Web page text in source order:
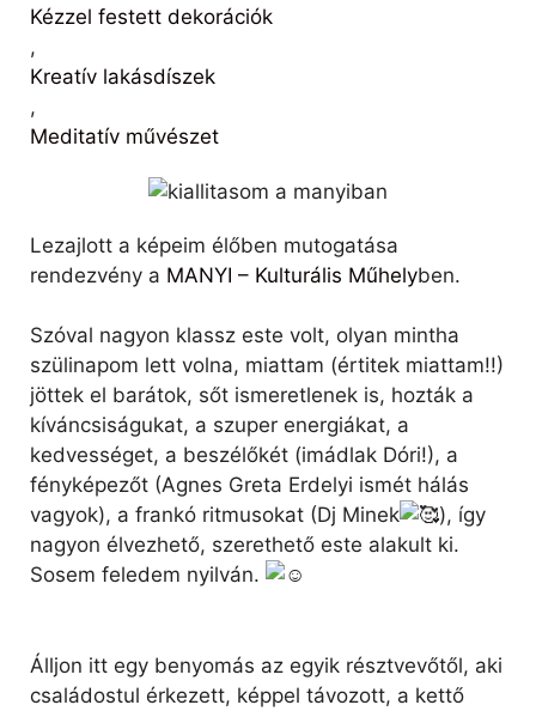
Kézzel festett dekorációk
,
Kreatív lakásdíszek
,
Meditatív művészet
Lezajlott a képeim élőben mutogatása
rendezvény a MANYI – Kulturális Műhelyben.
Szóval nagyon klassz este volt, olyan mintha
szülinapom lett volna, miattam (értitek miattam!!)
jöttek el barátok, sőt ismeretlenek is, hozták a
kíváncsiságukat, a szuper energiákat, a
kedvességet, a beszélőkét (imádlak Dóri!), a
fényképezőt (Agnes Greta Erdelyi ismét hálás
vagyok), a frankó ritmusokat (Dj Minek
), így
nagyon élvezhető, szerethető este alakult ki.
Sosem feledem nyilván.
Álljon itt egy benyomás az egyik résztvevőtől, aki
családostul érkezett, képpel távozott, a kettő